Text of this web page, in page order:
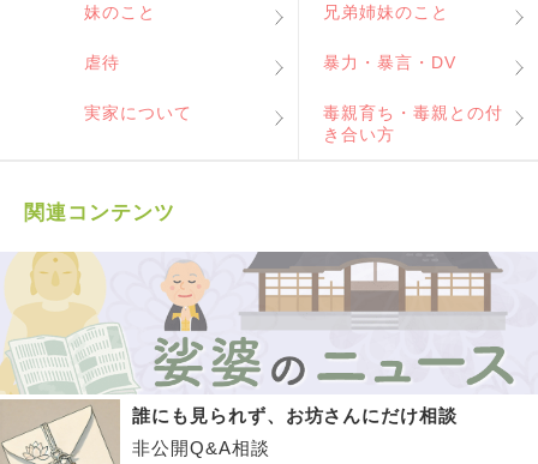
妹のこと 兄弟姉妹のこと
虐待 暴力・暴言・DV
実家について
毒親育ち・毒親との付
き合い方
関連コンテンツ
誰にも見られず、お坊さんにだけ相談
非公開Q&A相談